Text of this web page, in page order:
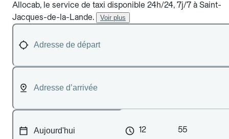
Allocab, le service de taxi disponible 24h/24, 7j/7 à Saint-
Jacques-de-la-Lande.
Voir plus
12 55